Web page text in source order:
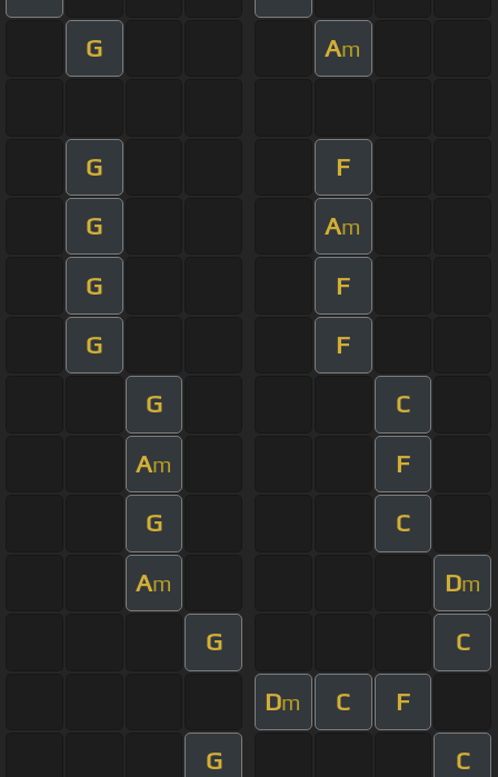
G Am
G F
G Am
G F
G F
G C
Am F
G C
Am Dm
G C
Dm C F
G C